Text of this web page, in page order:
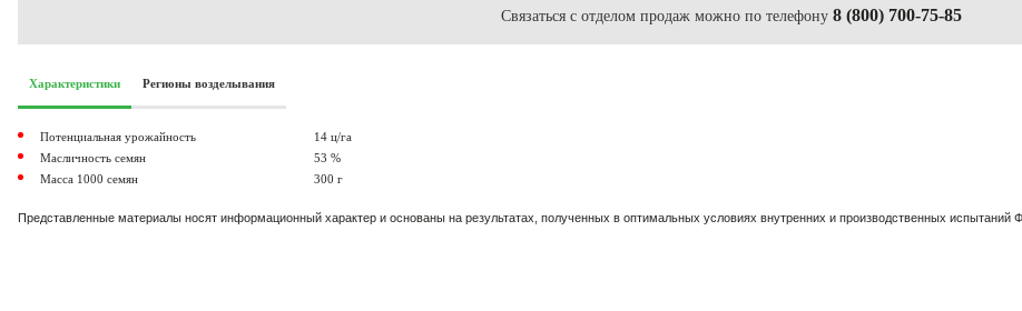
Связаться с отделом продаж можно по телефону 8 (800) 700-75-85
Характеристики Регионы возделывания
Потенциальная урожайность
14 ц/га
Масличность семян
53 %
Масса 1000 семян
300 г
Представленные материалы носят информационный характер и основаны на результатах, полученных в оптимальных условиях внутренних и производственных